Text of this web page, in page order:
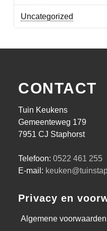
Uncategorized
CONTACT
Tuin Keukens
Gemeenteweg 179
7951 CJ Staphorst
Telefoon: 0522 461 255
E-mail:
Privacy en
Algemene voorwaarden